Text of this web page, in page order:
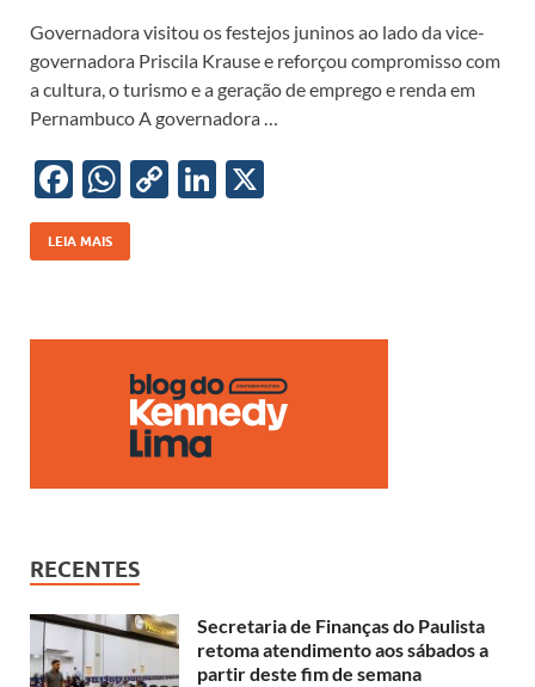
e
b
o
o
k
at
s
A
p
p
p
y
Li
n
k
k
e
dI
n
Governadora visitou os festejos juninos ao lado da vice-
governadora Priscila Krause e reforçou compromisso com
a cultura, o turismo e a geração de emprego e renda em
Pernambuco A governadora …
F
ac
e
o
W
h
at
A
p
p
C
Li
n
k
Li
dI
n
LEIA MAIS
RECENTES
Secretaria de Finanças do Paulista
retoma atendimento aos sábados a
partir deste fim de semana